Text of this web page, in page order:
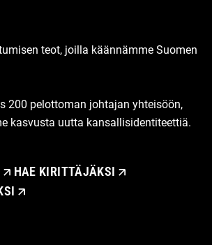
teot, joilla käännämme Suomen
200 pelottoman johtajan yhteisöön,
kasvusta uutta kansallisidentiteettiä.
HAE KIRITTÄJÄKSI